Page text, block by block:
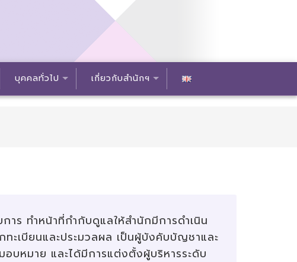
บุคคลทั่วไป เกี่ยวกับสำนักฯ
าร ทำหน้าที่กำกับดูแลให้สำนักมีการดำเนิน
ะเบียนและประมวลผล เป็นผู้บังคับบัญชาและ
บหมาย และได้มีการแต่งตั้งผู้บริหารระดับ